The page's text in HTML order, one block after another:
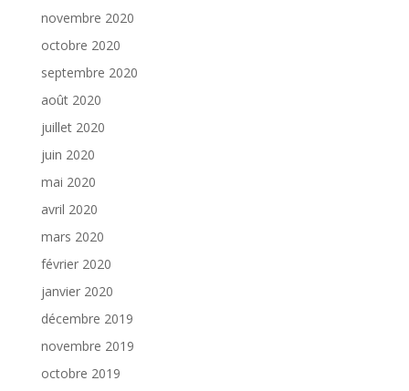
novembre 2020
octobre 2020
septembre 2020
août 2020
juillet 2020
juin 2020
mai 2020
avril 2020
mars 2020
février 2020
janvier 2020
décembre 2019
novembre 2019
octobre 2019